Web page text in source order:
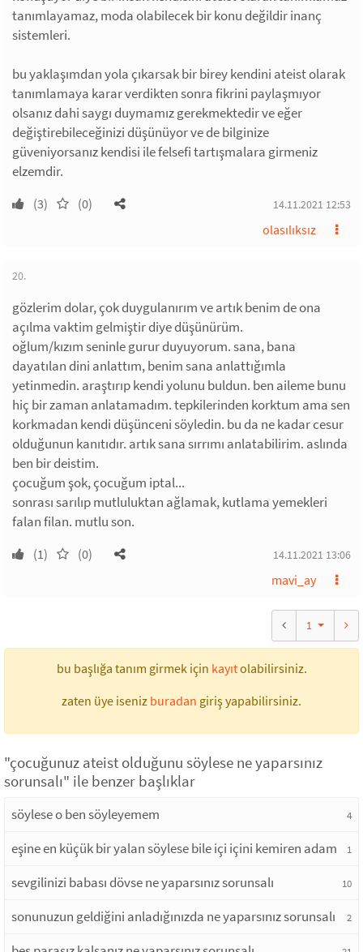
tanımlayamaz, moda olabilecek bir konu değildir inanç
sistemleri.
bu yaklaşımdan yola çıkarsak bir birey kendini ateist olarak
tanımlamaya karar verdikten sonra fikrini paylaşmıyor
olsanız dahi saygı duymamız gerekmektedir ve eğer
değiştirebileceğinizi düşünüyor ve de bilginize
güveniyorsanız kendisi ile felsefi tartışmalara girmeniz
elzemdir.
(3) (0) 14.11.2021 12:53
olasılıksız
20.
gözlerim dolar, çok duygulanırım ve artık benim de ona
açılma vaktim gelmiştir diye düşünürüm.
oğlum/kızım seninle gurur duyuyorum. sana, bana
dayatılan dini anlattım, benim sana anlattığımla
yetinmedin. araştırıp kendi yolunu buldun. ben aileme bunu
hiç bir zaman anlatamadım. tepkilerinden korktum ama sen
korkmadan kendi düşünceni söyledin. bu da ne kadar cesur
olduğunun kanıtıdır. artık sana sırrımı anlatabilirim. aslında
ben bir deistim.
çocuğum şok, çocuğum iptal...
sonrası sarılıp mutluluktan ağlamak, kutlama yemekleri
falan filan. mutlu son.
(1) (0) 14.11.2021 13:06
mavi_ay
1
bu başlığa tanım girmek için kayıtolabilirsiniz.
zaten üye iseniz buradan giriş yapabilirsiniz.
"çocuğunuz ateist olduğunu söylese ne yaparsınız
sorunsalı" ile benzer başlıklar
söylese o ben söyleyemem 4
eşine en küçük bir yalan söylese bile içi içini kemiren adam 1
sevgilinizi babası dövse ne yaparsınız sorunsalı 10
sonunuzun geldiğini anladığınızda ne yaparsınız sorunsalı 2